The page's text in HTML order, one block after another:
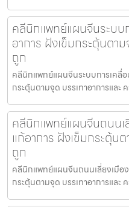
คลีนิกแพทย์แผนจีนระบบ
อาการ ฝังเข็มกระตุ้นตา
ถูก
คลีนิกแพทย์แผนจีนระบบการเคลื่อ
กระตุ้นตามจุด บรรเทาอาการแล
คลีนิกแพทย์แผนจีนถนนเ
แก้อาการ ฝังเข็มกระตุ้น
ถูก
คลีนิกแพทย์แผนจีนถนนเลี่ยงเมือ
กระตุ้นตามจุด บรรเทาอาการและ